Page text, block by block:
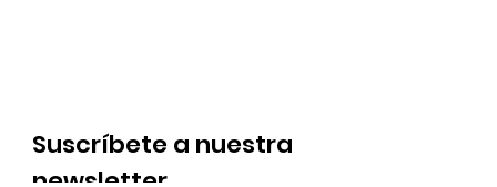
Suscríbete a nuestra